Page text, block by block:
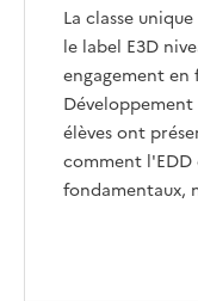
La classe
le label E3D
engagement en
élèves ont
comment
fondamentaux,